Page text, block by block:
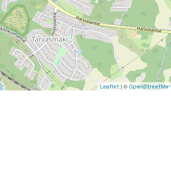
Leaflet | © OpenStreetMap